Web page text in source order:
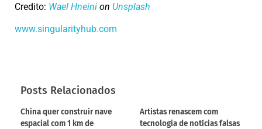
Credito: Wael Hneini on Unsplash
www.singularityhub.com
Posts Relacionados
China quer construir nave
espacial com 1 km de
Artistas renascem com
tecnologia de notícias falsas